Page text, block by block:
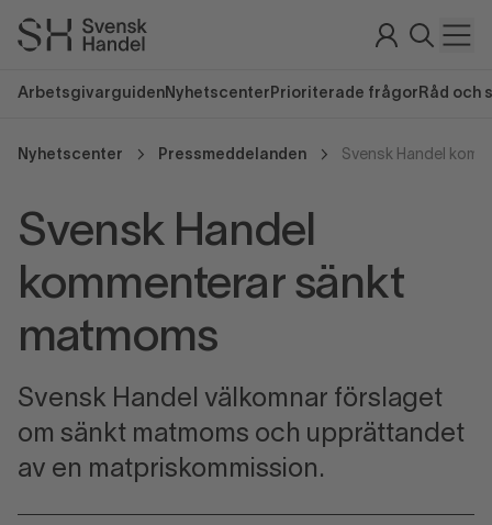
Arbetsgivarguiden Nyhetscenter Prioriterade frågor Råd och
Nyhetscenter Pressmeddelanden Svensk Handel
Svensk Handel
kommenterar sänkt
matmoms
Svensk Handel välkomnar förslaget
om sänkt matmoms och upprättandet
av en matpriskommission.